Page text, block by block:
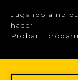
Jugando a no
hacer.
Probar..